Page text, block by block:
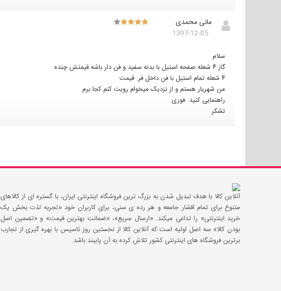
مانی محمدی
1397-12-05
سلام
گاز ۴ شعله صفحه استیل با بدنه سفید و فن دار باشه قیمتش چنده
۴ شعله تمام استیل با فن داخل فر. قیمت
من شهریار هستم و از نزدیک میخوام رویت کنم کجا برم
راهنمایی کنید. فوری.
تشکر
آنلاین کالا با هدف تبدیل شدن به بزرگ ترین فروشگاه اینترنتی ایران، با گستره ای از کالاهای
متنوع برای تمام اقشار جامعه و هر رده ی سنی، برای کاربران خود «تجربه لذت بخش یک
خرید اینترنتی» را تداعی میکند. «ارسال سریع»، «ضمانت بهترین قیمت» و «تضمین اصل
بودن کالا» سه اصل اولیه است که آنلاین کالا از نخستین روز تاسیس با بهره گیری از تجارب
برترین فروشگاه های اینترنتی کشور تلاش کرده به آن پایبند باشد.